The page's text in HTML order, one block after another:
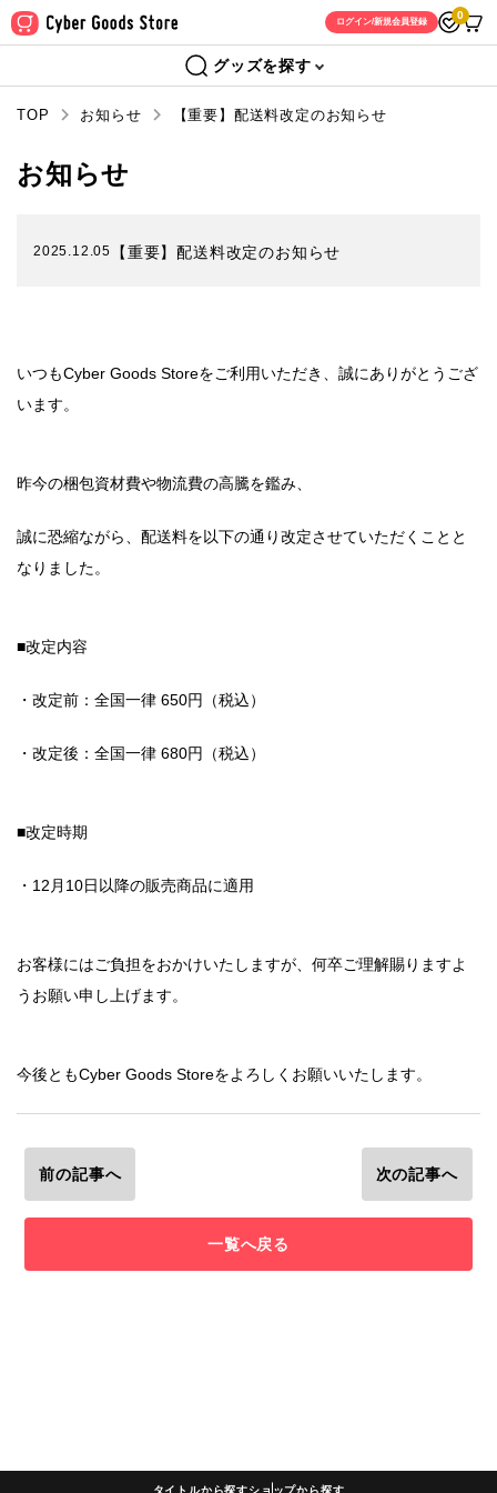
ログイン/新規会員登録
0
グッズを探す
TOP お知らせ 【重要】配送料改定のお知らせ
お知らせ
2025.12.05 【重要】配送料改定のお知らせ
いつもCyber Goods Storeをご利用いただき、誠にありがとうござ
います。
昨今の梱包資材費や物流費の高騰を鑑み、
誠に恐縮ながら、配送料を以下の通り改定させていただくことと
なりました。
■改定内容
・改定前：全国一律 650円（税込）
・改定後：全国一律 680円（税込）
■改定時期
・12月10日以降の販売商品に適用
お客様にはご負担をおかけいたしますが、何卒ご理解賜りますよ
うお願い申し上げます。
今後ともCyber Goods Storeをよろしくお願いいたします。
前の記事へ
一覧へ戻る
次の記事へ
タイトルから探すショップから探す